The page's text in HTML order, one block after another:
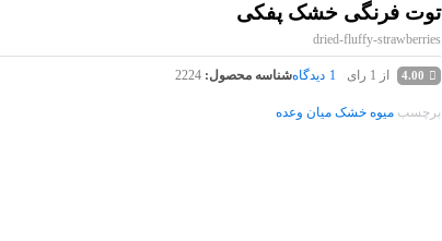
توت فرنگی خشک پفکی
dried-fluffy-strawberries
4.00 از 1 رای 1 دیدگاهشناسه محصول:2224
برچسبمیوه خشک میان وعده